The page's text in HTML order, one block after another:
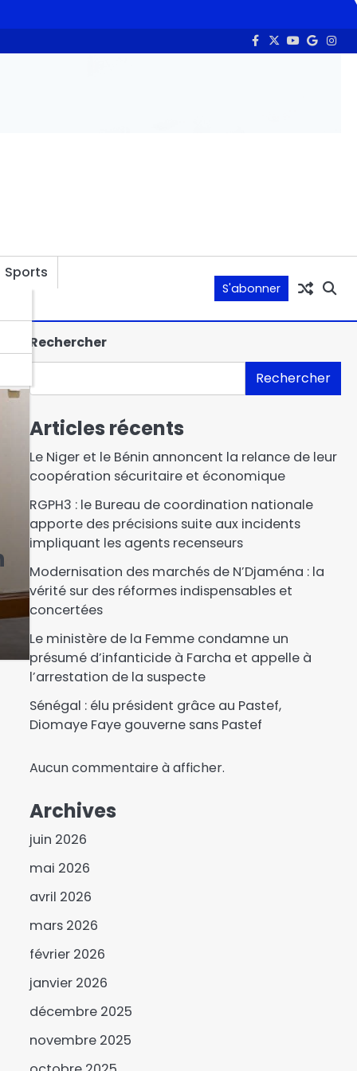
Sports
S'abonner
Rechercher
Rechercher
Articles récents
Le Niger et le Bénin annoncent la relance de leur
coopération sécuritaire et économique
RGPH3 : le Bureau de coordination nationale
apporte des précisions suite aux incidents
impliquant les agents recenseurs
Modernisation des marchés de N’Djaména : la
vérité sur des réformes indispensables et
concertées
Le ministère de la Femme condamne un
présumé d’infanticide à Farcha et appelle à
l’arrestation de la suspecte
Sénégal : élu président grâce au Pastef,
Diomaye Faye gouverne sans Pastef
Aucun commentaire à afficher.
Archives
juin 2026
mai 2026
avril 2026
mars 2026
février 2026
janvier 2026
décembre 2025
novembre 2025
3
4